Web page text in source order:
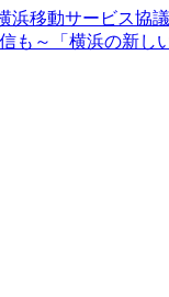
浜移動サービス協
も～「横浜の新